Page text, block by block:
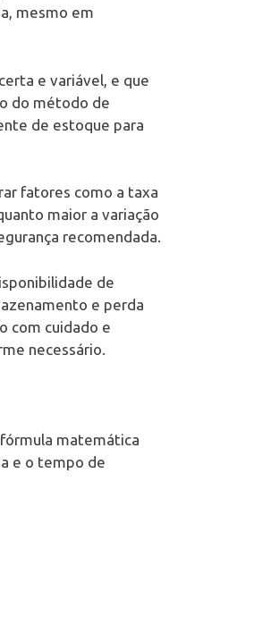
mesmo em
e variável, e que
do método de
de estoque para
fatores como a taxa
maior a variação
recomendada.
de
e perda
com cuidado e
necessário.
matemática
e o tempo de